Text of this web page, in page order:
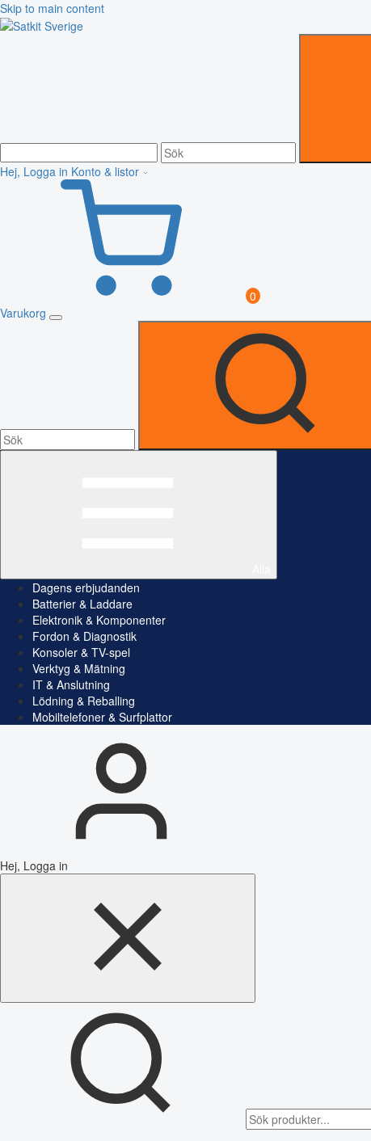
Skip to main content
Hej, Logga in Konto & listor
0
Varukorg
Dagens erbjudanden
Batterier & Laddare
Elektronik & Komponenter
Fordon & Diagnostik
Konsoler & TV-spel
Verktyg & Mätning
IT & Anslutning
Lödning & Reballing
Mobiltelefoner & Surfplattor
Hej, Logga in